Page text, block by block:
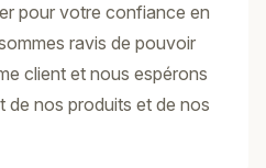
pour votre confiance en
ravis de pouvoir
client et nous espérons
de nos produits et de nos